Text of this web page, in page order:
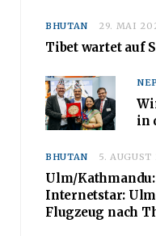
BHUTAN 29. MAI
Tibet wartet auf
in
BHUTAN 5. AUGUST
Ulm/Kathmandu:
Internetstar:
Flugzeug nach